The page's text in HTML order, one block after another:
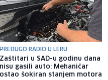
PREDUGO RADIO U LERU
Zaštitari u SAD-u godinu dana
nisu gasili auto: Mehaničar
ostao šokiran stanjem motora